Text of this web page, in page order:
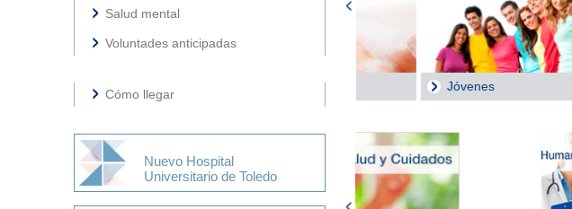
Salud mental
Voluntades anticipadas
Cómo llegar
Nuevo Hospital
Universitario de Toledo
nacido Alergia y niveles de polen